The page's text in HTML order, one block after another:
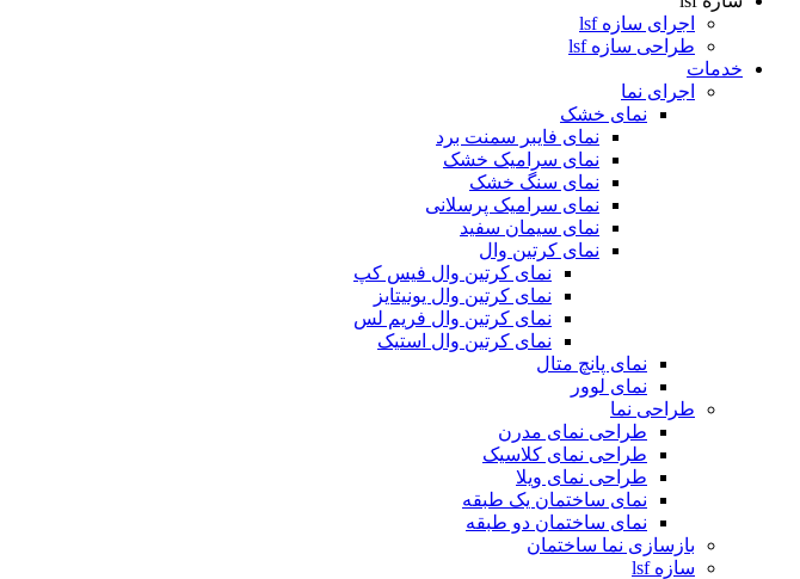
اجرای سازه lsf
طراحی سازه lsf
خدمات
اجرای نما
نمای خشک
نمای فایبر سمنت برد
نمای سرامیک خشک
نمای سنگ خشک
نمای سرامیک پرسلانی
نمای سیمان سفید
نمای کرتین وال
نمای کرتین وال فیس کپ
نمای کرتین وال یونیتایز
نمای کرتین وال فریم لس
نمای کرتین وال استیک
نمای پانچ متال
نمای لوور
طراحی نما
طراحی نمای مدرن
طراحی نمای کلاسیک
طراحی نمای ویلا
نمای ساختمان یک طبقه
نمای ساختمان دو طبقه
بازسازی نما ساختمان
سازه lsf